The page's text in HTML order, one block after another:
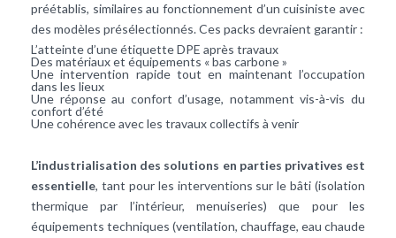
préétablis, similaires au fonctionnement d’un cuisiniste avec
des modèles présélectionnés. Ces packs devraient garantir :
L’atteinte d’une étiquette DPE après travaux
Des matériaux et équipements « bas carbone »
Une intervention rapide tout en maintenant l’occupation
dans les lieux
Une réponse au confort d’usage, notamment vis-à-vis du
confort d’été
Une cohérence avec les travaux collectifs à venir
L’industrialisation des solutions en parties privatives est
essentielle, tant pour les interventions sur le bâti (isolation
thermique par l’intérieur, menuiseries) que pour les
équipements techniques (ventilation, chauffage, eau chaude